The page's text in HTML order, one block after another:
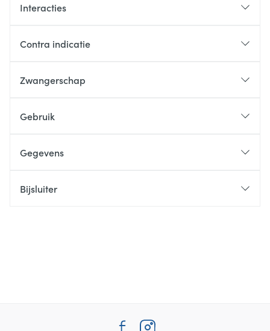
Interacties
Contra indicatie
Zwangerschap
Gebruik
Gegevens
Bijsluiter